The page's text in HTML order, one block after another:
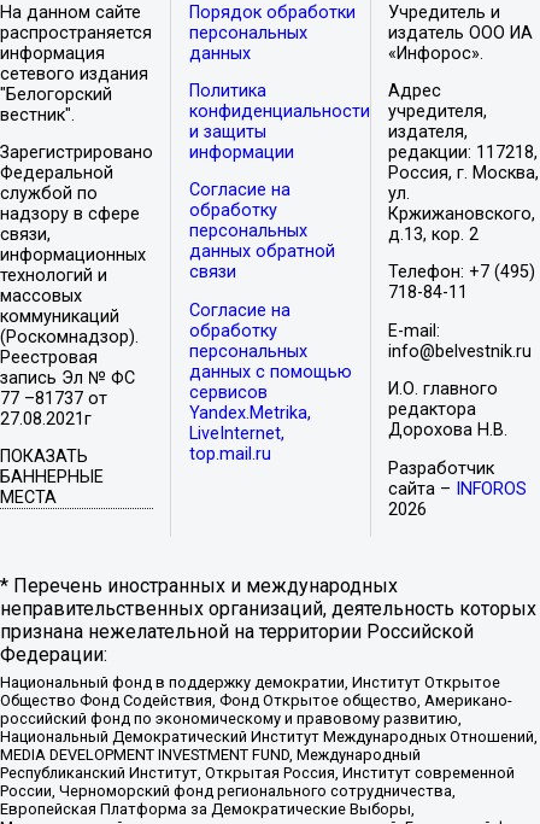
На данном сайте
распространяется
информация
сетевого издания
"Белогорский
вестник".
Зарегистрировано
Федеральной
службой по
надзору в сфере
связи,
информационных
технологий и
массовых
коммуникаций
(Роскомнадзор).
Реестровая
запись Эл № ФС
77 –81737 от
27.08.2021г
ПОКАЗАТЬ
БАННЕРНЫЕ
МЕСТА
Порядок обработки
персональных
данных
Политика
конфиденциальности
и защиты
информации
Согласие на
обработку
персональных
данных обратной
связи
Согласие на
обработку
персональных
данных с помощью
сервисов
Yandex.Metrika,
LiveInternet,
top.mail.ru
Учредитель и
издатель ООО ИА
«Инфорос».
Адрес
учредителя,
издателя,
редакции: 117218,
Россия, г. Москва,
ул.
Кржижановского,
д.13, кор. 2
Телефон: +7 (495)
718-84-11
E-mail:
info@belvestnik.ru
И.О. главного
редактора
Дорохова Н.В.
Разработчик
сайта –
INFOROS
2026
* Перечень иностранных и международных
неправительственных организаций, деятельность которых
признана нежелательной на территории Российской
Федерации:
Национальный фонд в поддержку демократии, Институт Открытое
Общество Фонд Содействия, Фонд Открытое общество, Американо-
российский фонд по экономическому и правовому развитию,
Национальный Демократический Институт Международных Отношений,
MEDIA DEVELOPMENT INVESTMENT FUND, Международный
Республиканский Институт, Открытая Россия, Институт современной
России, Черноморский фонд регионального сотрудничества,
Европейская Платформа за Демократические Выборы,